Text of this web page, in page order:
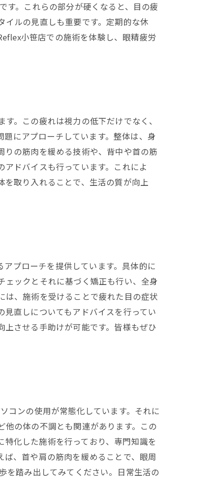
す。これらの部分が硬くなると、目の疲
ルの見直しも重要です。定期的な休
小笹店での施術を体験し、眼精疲労
。この疲れは視力の低下だけでなく、
にアプローチしています。整体は、身
の筋肉を緩める技術や、背中や首の筋
ドバイスも行っています。これによ
取り入れることで、生活の質が向上
プローチを提供しています。具体的に
ェックとそれに基づく矯正も行い、全身
は、施術を受けることで疲れた目の症状
直しについてもアドバイスを行ってい
させる手助けが可能です。皆様もぜひ
コンの使用が常態化しています。それに
の体の不調とも関連があります。この
化した施術を行っており、専門知識を
、首や肩の筋肉を緩めることで、眼周
を踏み出してみてください。日常生活の